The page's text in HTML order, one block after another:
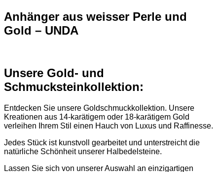
Anhänger aus weisser Perle und
Gold – UNDA
Unsere Gold- und
Schmucksteinkollektion:
Entdecken Sie unsere Goldschmuckkollektion. Unsere
Kreationen aus 14-karätigem oder 18-karätigem Gold
verleihen Ihrem Stil einen Hauch von Luxus und Raffinesse.
Jedes Stück ist kunstvoll gearbeitet und unterstreicht die
natürliche Schönheit unserer Halbedelsteine.
Lassen Sie sich von unserer Auswahl an einzigartigen